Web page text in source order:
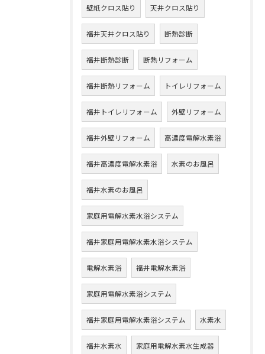
壁紙クロス貼り 天井クロス貼り
福井天井クロス貼り 断熱診断
福井断熱診断 断熱リフォーム
福井断熱リフォーム トイレリフォーム
福井トイレリフォーム 外壁リフォーム
福井外壁リフォーム 高濃度電解水素浴
福井高濃度電解水素浴 水素のお風呂
福井水素のお風呂
家庭用電解水素水浴システム
福井家庭用電解水素水浴システム
電解水素浴 福井電解水素浴
家庭用電解水素浴システム
福井家庭用電解水素浴システム 水素水
福井水素水 家庭用電解水素水生成器